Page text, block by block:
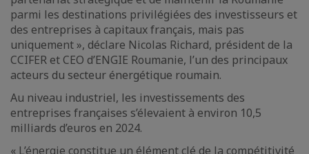
parmi les destinations privilégiées des investisseurs et
des entreprises à capitaux français, mais pas
uniquement », déclare Nicolas Richard, président de la
CCIFER et CEO d’ENGIE Roumanie, l’un des principaux
acteurs du secteur énergétique roumain.
Au niveau industriel, les investissements des
entreprises françaises s’élevaient à environ 10,5
milliards d’euros en 2024.
« L’énergie constitue un élément clé de la compétitivité